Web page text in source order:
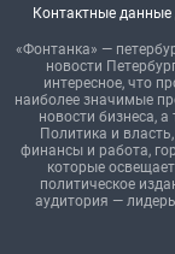
Контактные
«Фонтанка» —
новости
интересное, что
наиболее значимые
новости бизнеса, а
Политика и
финансы и работа,
которые
политическое
аудитория —